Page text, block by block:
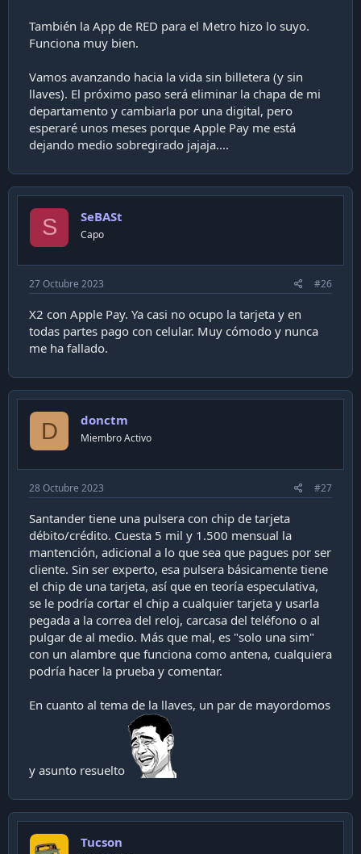
También la App de RED para el Metro hizo lo suyo.
Funciona muy bien.
Vamos avanzando hacia la vida sin billetera (y sin
llaves). El próximo paso será eliminar la chapa de mi
departamento y cambiarla por una digital, pero
esperaré unos meses porque Apple Pay me está
dejando medio sobregirado jajaja....
S SeBASt
Capo
27 Octubre 2023 #26
X2 con Apple Pay. Ya casi no ocupo la tarjeta y en
todas partes pago con celular. Muy cómodo y nunca
me ha fallado.
D donctm
Miembro Activo
28 Octubre 2023 #27
Santander tiene una pulsera con chip de tarjeta
débito/crédito. Cuesta 5 mil y 1.500 mensual la
mantención, adicional a lo que sea que pagues por ser
cliente. Sin ser experto, esa pulsera básicamente tiene
el chip de una tarjeta, así que en teoría especulativa,
se le podría cortar el chip a cualquier tarjeta y usarla
pegada a la correa del reloj, carcasa del teléfono o al
pulgar de al medio. Más que mal, es "solo una sim"
con un alambre que funciona como antena, cualquiera
podría hacer la prueba y comentar.
En cuanto al tema de la llaves, un par de mayordomos
y asunto resuelto
Tucson